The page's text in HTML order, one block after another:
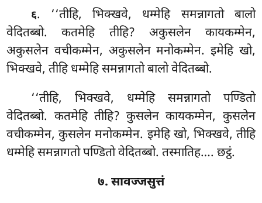
६. ‘‘तीहि, भिक्खवे, धम्मेहि समन्नागतो बालो
वेदितब्बो. कतमेहि तीहि? अकुसलेन कायकम्मेन,
अकुसलेन वचीकम्मेन, अकुसलेन मनोकम्मेन. इमेहि खो,
भिक्खवे, तीहि धम्मेहि समन्नागतो बालो वेदितब्बो.
‘‘तीहि, भिक्खवे, धम्मेहि समन्नागतो पण्डितो
वेदितब्बो. कतमेहि तीहि? कुसलेन कायकम्मेन, कुसलेन
वचीकम्मेन, कुसलेन मनोकम्मेन. इमेहि खो, भिक्खवे, तीहि
धम्मेहि समन्नागतो पण्डितो वेदितब्बो. तस्मातिह…. छट्ठं.
७. सावज्जसुत्तं